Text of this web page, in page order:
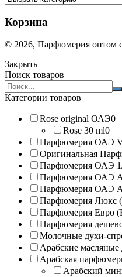
Корзина
© 2026, Парфюмерия оптом
Закрыть
Поиск товаров
Search
products:
Категории товаров
Rose original ОАЭ0
Rose 30 ml0
Парфюмерия ОАЭ
Оригинальная
Парфюмерия ОАЭ 1/
Парфюмерия ОАЭ
Парфюмерия ОАЭ A
Парфюмерия Люкс
Парфюмерия Евро
Парфюмерия
Молочные духи-
Арабские
Арабская
Арабский